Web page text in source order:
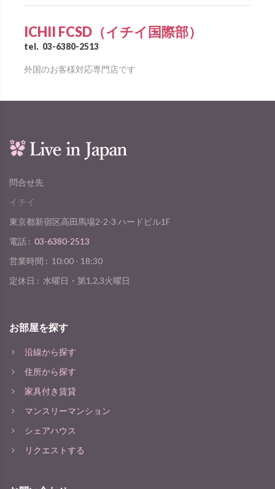
ICHII FCSD（イチイ国際部）
tel. 03-6380-2513
外国のお客様対応専門店です
問合せ先
イチイ
東京都新宿区高田馬場2-2-3 ハードビル1F
電話 : 03-6380-2513
営業時間 : 10:00 - 18:30
定休日 : 水曜日・第1,2,3火曜日
お部屋を探す
沿線から探す
住所から探す
家具付き賃貸
マンスリーマンション
シェアハウス
リクエストする